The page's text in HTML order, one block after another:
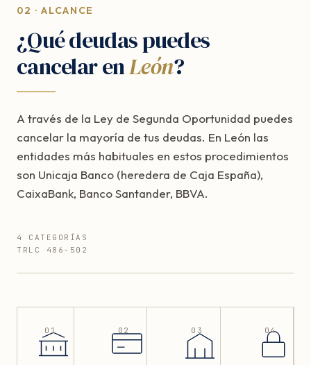
02 · ALCANCE
¿Qué deudas puedes
cancelar enLeón?
A través de la Ley de Segunda Oportunidad puedes
cancelar la mayoría de tus deudas. En León las
entidades más habituales en estos procedimientos
son Unicaja Banco (heredera de Caja España),
CaixaBank, Banco Santander, BBVA.
4 CATEGORÍAS
TRLC 486-502
01 02 03 04